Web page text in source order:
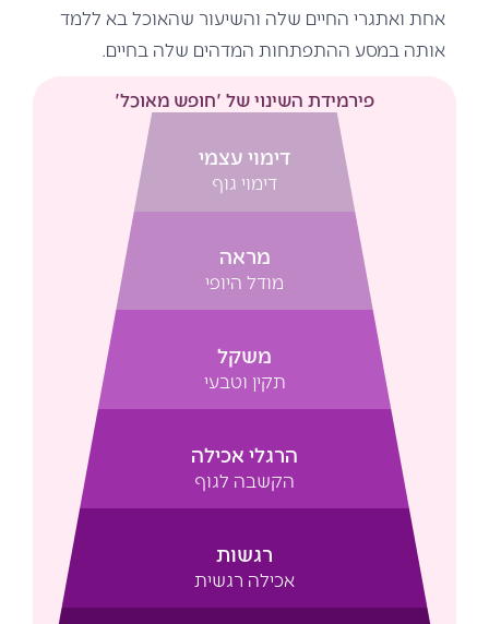
אחת ואתגרי החיים שלה והשיעור שהאוכל בא ללמד
אותה במסע ההתפתחות המדהים שלה בחיים.
פירמידת השינוי של 'חופש מאוכל'
דימוי עצמי
דימוי גוף
מראה
מודל היופי
משקל
תקין וטבעי
הרגלי אכילה
הקשבה לגוף
רגשות
אכילה רגשית